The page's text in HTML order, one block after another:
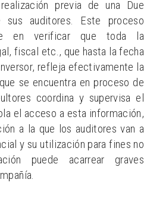
previa de una Due
auditores. Este proceso
en verificar que toda la
fiscal etc., que hasta la fecha
refleja efectivamente la
se encuentra en proceso de
coordina y supervisa el
el acceso a esta información,
a la que los auditores van a
y su utilización para fines no
puede acarrear graves